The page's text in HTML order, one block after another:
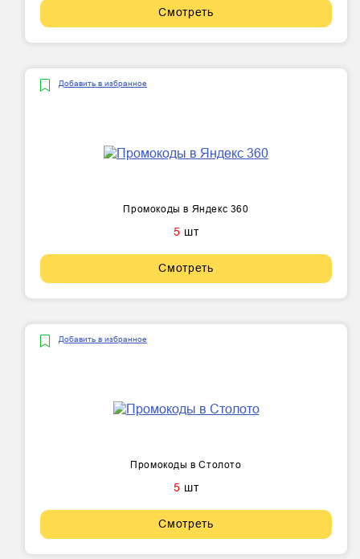
Смотреть
Добавить в избранное
Промокоды в Яндекс 360
5 шт
Смотреть
Добавить в избранное
Промокоды в Столото
5 шт
Смотреть